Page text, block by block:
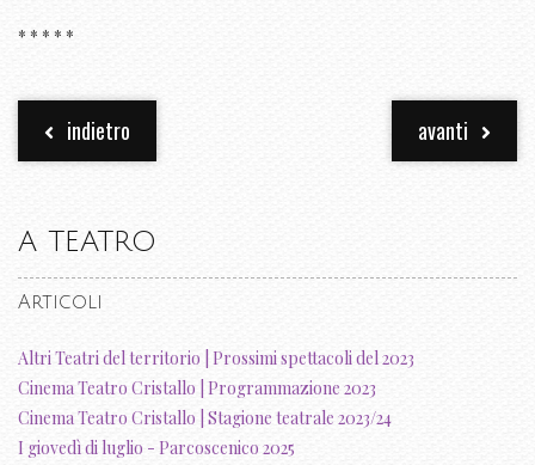
* * * * *
indietro avanti
A TEATRO
Articoli
Altri Teatri del territorio | Prossimi spettacoli del 2023
Cinema Teatro Cristallo | Programmazione 2023
Cinema Teatro Cristallo | Stagione teatrale 2023/24
I giovedì di luglio - Parcoscenico 2025